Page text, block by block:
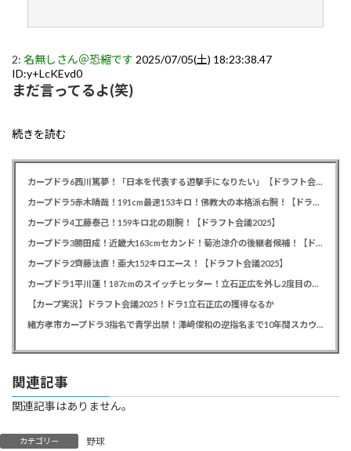
2: 名無しさん＠恐縮です 2025/07/05(土) 18:23:38.47
ID:y+LcKEvd0
まだ言ってるよ(笑)
続きを読む
カープドラ6西川篤夢！「日本を代表する遊撃手になりたい」【ドラフト会議2025】
カープドラ5赤木晴哉！191cm最速153キロ！佛教大の本格派右腕！【ドラフト会議2025】
カープドラ4工藤泰己！159キロ北の剛腕！【ドラフト会議2025】
カープドラ3勝田成！近畿大163cmセカンド！菊池涼介の後継者候補！【ドラフト会議2025】
カープドラ2齊藤汰直！亜大152キロエース！【ドラフト会議2025】
カープドラ1平川蓮！187cmのスイッチヒッター！立石正広を外し2度目の重複も新井監督がクジを引き当てる！【ドラフト会議2025】
【カープ実況】ドラフト会議2025！ドラ1立石正広の獲得なるか
緒方孝市カープドラ3指名で青学出禁！澤﨑俊和の逆指名まで10年間スカウト出禁
関連記事
関連記事はありません。
カテゴリー 野球